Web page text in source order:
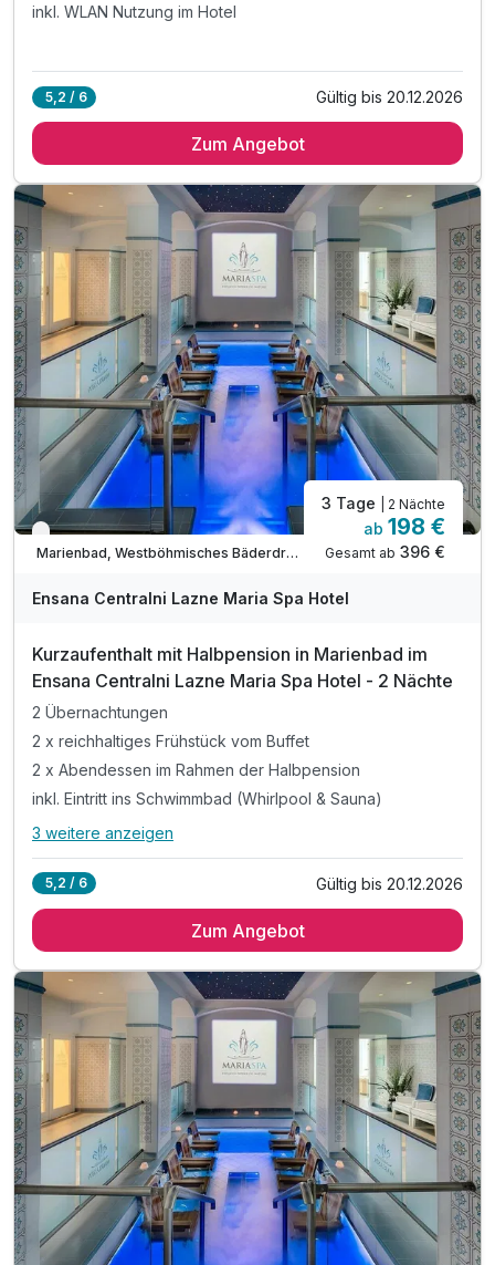
Ausstattung
Für 4 Tage p.P. ab
inkl. WLAN Nutzung im Hotel
5,2 / 6 Gültig bis 20.12.2026
Zum Angebot
Verfügbar bis Dezember
Marienbad, Westböhmisches Bäderdreieck
3 Tage | 2 Nächte
ab 198 €
Gesamt ab 396 €
Ensana Centralni Lazne Maria Spa Hotel
Kurzaufenthalt mit Halbpension in Marienbad im
Ensana Centralni Lazne Maria Spa Hotel - 2 Nächte
2 Übernachtungen
2 x reichhaltiges Frühstück vom Buffet
2 x Abendessen im Rahmen der Halbpension
inkl. Eintritt ins Schwimmbad (Whirlpool & Sauna)
Alle Inklusivleistungen
2 x reichhaltiges Frühstück vom Buffet
inkl. Eintritt ins Schwimmbad (Whirlpool & Sauna)
inkl. Saunatuch und Bademantel
inkl. Nutzung des Fitnessraumes
inkl. WLAN Nutzung im Hotel
3 weitere anzeigen
5,2 / 6 Gültig bis 20.12.2026
Zum Angebot